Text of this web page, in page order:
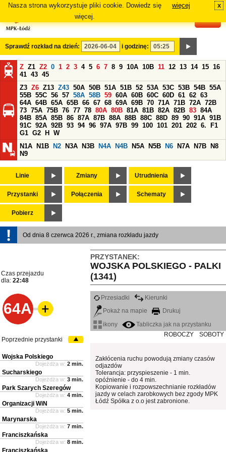
Nasza strona wykorzystuje pliki cookie. Dowiedz się
więcej.
więcej x
Sprawdź rozkład na dzień: i godzinę:
Z Z1 Z2 0 1 2 3 4 5 6 7 8 9 10A 10B 11 12 13 14 15 16
41 43 45
Z3 Z6 Z13 Z43 50A 50B 51A 51B 52 53A 53C 53B 54B 55A
55B 55C 56 57 58A 58B 59 60A 60B 60C 60D 61 62 63
64A 64B 65A 65B 66 67 68 69A 69B 70 71A 71B 72A 72B
73 75A 75B 76 77 78 80A 80B 81A 81B 82A 82B 83 84A
84B 85A 85B 86 87A 87B 88A 88B 88C 88D 89 90 91A 91B
91C 92A 92B 93 94 96 97A 97B 99 100 101 201 202 6.
F1
G1 G2 H
W
N1A
N1B N2 N3A N3B N4A N4B N5A N5B N6 N7A N7B
N8
N9
Linie Zmiany Utrudnienia
Przystanki Połączenia Schematy
Pobierz
Od dnia 8 czerwca 2026 r., zmiana rozkładu jazdy
PRZYSTANEK:
WOJSKA POLSKIEGO - PALKI
(1341)
Czas przejazdu
dla: 22:48
64A
Przesiadki
Kierunki
Pokaż na mapie
Drukuj
ikony
Tabliczka jak na przystanku
ROBOCZY
SOBOTY
Zakłócenia ruchu powodują zmiany czasów
odjazdów
Tolerancja: przyspieszenie - 1 min.
opóźnienie - do 4 min.
Kopiowanie i rozpowszechnianie rozkładów
jazdy w celach zarobkowych bez zgody MPK
Łódź Spółka z o.o jest zabronione.
Poprzednie przystanki
Wojska Polskiego
Dojeżdża w: 2 min.
Sucharskiego
Dojeżdża w: 3 min.
Park Szarych Szeregów
Dojeżdża w: 4 min.
Organizacji WiN
Dojeżdża w: 5 min.
Marynarska
Dojeżdża w: 7 min.
Franciszkańska
Dojeżdża w: 8 min.
Franciszkańska